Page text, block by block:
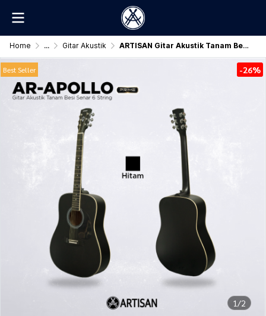
Home ... Gitar Akustik ARTISAN Gitar Akustik Tanam Besi ( AR - APOLLO Prime )
1/2
Best Seller -26%